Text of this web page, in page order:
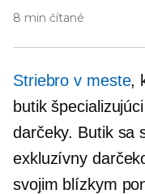
8 min čítané
Striebro v meste,
butik
darčeky. Butik sa
exkluzívny
svojim blízkym